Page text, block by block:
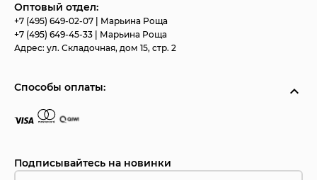
Оптовый отдел:
+7 (495) 649-02-07
| Марьина Роща
+7 (495) 649-45-33
| Марьина Роща
Адрес: ул. Складочная, дом 15, стр. 2
Способы оплаты:
Подписывайтесь на новинки